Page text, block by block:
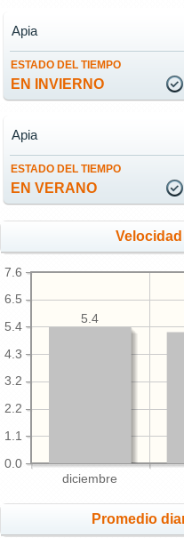
ESTADO DEL TIEMPO
EN INVIERNO
Apia
ESTADO DEL TIEMPO
EN VERANO
Apia
diciembre
0.0
1.1
2.2
3.2
4.3
5.4
6.5
7.6
5.4
Promedio